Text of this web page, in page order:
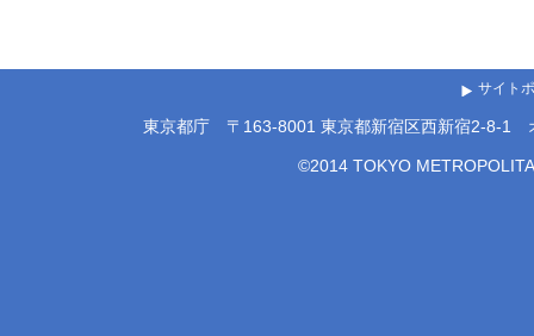
サイト
東京都庁 〒163-8001 東京都新宿区西新宿2-8-1
©2014 TOKYO